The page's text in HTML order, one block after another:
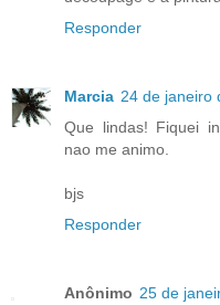
Responder
Marcia 24 de janeiro
Que lindas! Fiquei
nao me animo.
bjs
Responder
Anônimo 25 de